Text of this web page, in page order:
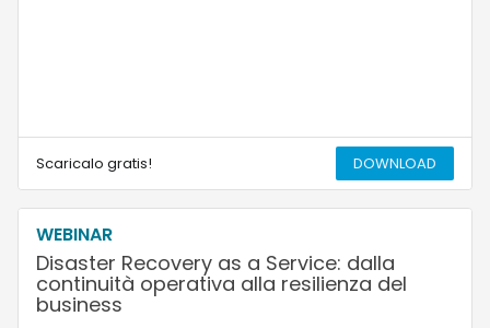
Scaricalo gratis! DOWNLOAD
WEBINAR
Disaster Recovery as a Service: dalla
continuità operativa alla resilienza del
business